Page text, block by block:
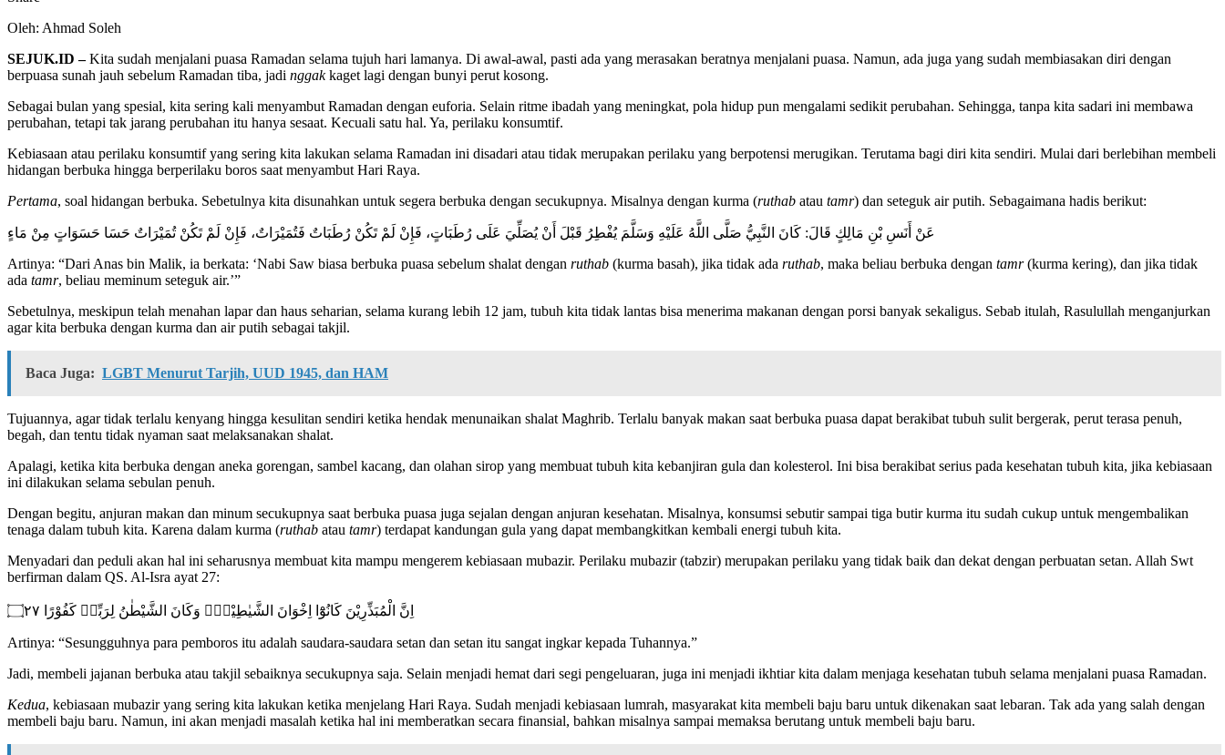
Oleh: Ahmad Soleh
SEJUK.ID –Kita sudah menjalani puasa Ramadan selama tujuh hari lamanya. Di awal-awal, pasti ada yang merasakan beratnya menjalani puasa. Namun, ada juga yang sudah membiasakan diri dengan
berpuasa sunah jauh sebelum Ramadan tiba, jadi nggakkaget lagi dengan bunyi perut kosong.
Sebagai bulan yang spesial, kita sering kali menyambut Ramadan dengan euforia. Selain ritme ibadah yang meningkat, pola hidup pun mengalami sedikit perubahan. Sehingga, tanpa kita sadari ini membawa
perubahan, tetapi tak jarang perubahan itu hanya sesaat. Kecuali satu hal. Ya, perilaku konsumtif.
Kebiasaan atau perilaku konsumtif yang sering kita lakukan selama Ramadan ini disadari atau tidak merupakan perilaku yang berpotensi merugikan. Terutama bagi diri kita sendiri. Mulai dari berlebihan membeli
hidangan berbuka hingga berperilaku boros saat menyambut Hari Raya.
Pertama, soal hidangan berbuka. Sebetulnya kita disunahkan untuk segera berbuka dengan secukupnya. Misalnya dengan kurma (ruthab atau tamr) dan seteguk air putih. Sebagaimana hadis berikut:
عَنْ أَنَسِ بْنِ مَالِكٍ قَالَ: كَانَ النَّبِيُّ صَلَّى اللَّهُ عَلَيْهِ وَسَلَّمَ يُفْطِرُ قَبْلَ أَنْ يُصَلِّيَ عَلَى رُطَبَاتٍ، فَإِنْ لَمْ تَكُنْ رُطَبَاتٌ فَتُمَيْرَاتٌ، فَإِنْ لَمْ تَكُنْ تُمَيْرَاتٌ حَسَا حَسَوَاتٍ مِنْ مَاءٍ
Artinya: “Dari Anas bin Malik, ia berkata: ‘Nabi Saw biasa berbuka puasa sebelum shalat dengan ruthab (kurma basah), jika tidak ada ruthab, maka beliau berbuka dengan tamr(kurma kering), dan jika tidak
ada tamr, beliau meminum seteguk air.’”
Sebetulnya, meskipun telah menahan lapar dan haus seharian, selama kurang lebih 12 jam, tubuh kita tidak lantas bisa menerima makanan dengan porsi banyak sekaligus. Sebab itulah, Rasulullah menganjurkan
agar kita berbuka dengan kurma dan air putih sebagai takjil.
Baca Juga: LGBT Menurut Tarjih, UUD 1945, dan HAM
Tujuannya, agar tidak terlalu kenyang hingga kesulitan sendiri ketika hendak menunaikan shalat Maghrib. Terlalu banyak makan saat berbuka puasa dapat berakibat tubuh sulit bergerak, perut terasa penuh,
begah, dan tentu tidak nyaman saat melaksanakan shalat.
Apalagi, ketika kita berbuka dengan aneka gorengan, sambel kacang, dan olahan sirop yang membuat tubuh kita kebanjiran gula dan kolesterol. Ini bisa berakibat serius pada kesehatan tubuh kita, jika kebiasaan
ini dilakukan selama sebulan penuh.
Dengan begitu, anjuran makan dan minum secukupnya saat berbuka puasa juga sejalan dengan anjuran kesehatan. Misalnya, konsumsi sebutir sampai tiga butir kurma itu sudah cukup untuk mengembalikan
tenaga dalam tubuh kita. Karena dalam kurma (ruthab atau tamr) terdapat kandungan gula yang dapat membangkitkan kembali energi tubuh kita.
Menyadari dan peduli akan hal ini seharusnya membuat kita mampu mengerem kebiasaan mubazir. Perilaku mubazir (tabzir) merupakan perilaku yang tidak baik dan dekat dengan perbuatan setan. Allah Swt
berfirman dalam QS. Al-Isra ayat 27:
اِنَّ الْمُبَذِّرِيْنَ كَانُوْٓا اِخْوَانَ الشَّيٰطِيْنِۗ وَكَانَ الشَّيْطٰنُ لِرَبِّهٖ كَفُوْرًا ۝٢٧
Artinya: “Sesungguhnya para pemboros itu adalah saudara-saudara setan dan setan itu sangat ingkar kepada Tuhannya.”
Jadi, membeli jajanan berbuka atau takjil sebaiknya secukupnya saja. Selain menjadi hemat dari segi pengeluaran, juga ini menjadi ikhtiar kita dalam menjaga kesehatan tubuh selama menjalani puasa Ramadan.
Kedua, kebiasaan mubazir yang sering kita lakukan ketika menjelang Hari Raya. Sudah menjadi kebiasaan lumrah, masyarakat kita membeli baju baru untuk dikenakan saat lebaran. Tak ada yang salah dengan
membeli baju baru. Namun, ini akan menjadi masalah ketika hal ini memberatkan secara finansial, bahkan misalnya sampai memaksa berutang untuk membeli baju baru.